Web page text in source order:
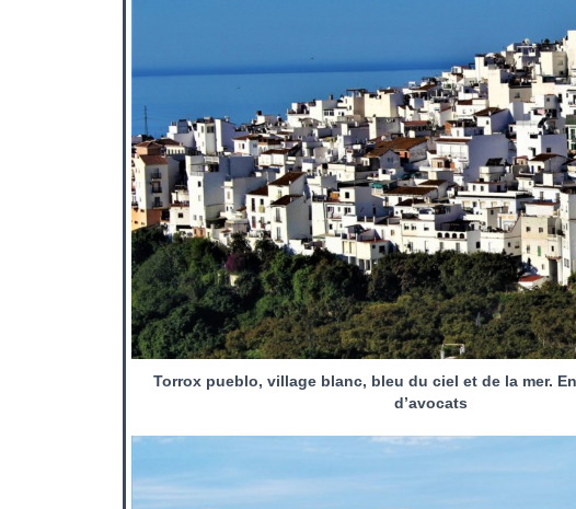
Torrox pueblo, village blanc, bleu du ciel et de la mer.
d’avocats